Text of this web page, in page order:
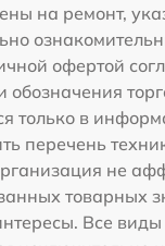
на ремонт,
офертой
только в
перечень
не
товарных
Все